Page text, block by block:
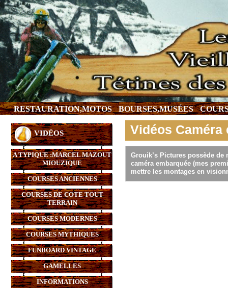
RESTAURATION,MOTOS BOURSES,MUSÉES
VIDÉOS
A TYPIQUE :MARCEL MAZOUT
MIOUZIQUE
COURSES ANCIENNES
COURSES DE COTE TOUT
TERRAIN
COURSES MODERNES
COURSES MYTHIQUES
FUNBOARD VINTAGE
GAMELLES
INFORMATIONS
Vidéos Caméra
Grouik’s Pictures possède
caméra embarquée (mes
mettre les montages en